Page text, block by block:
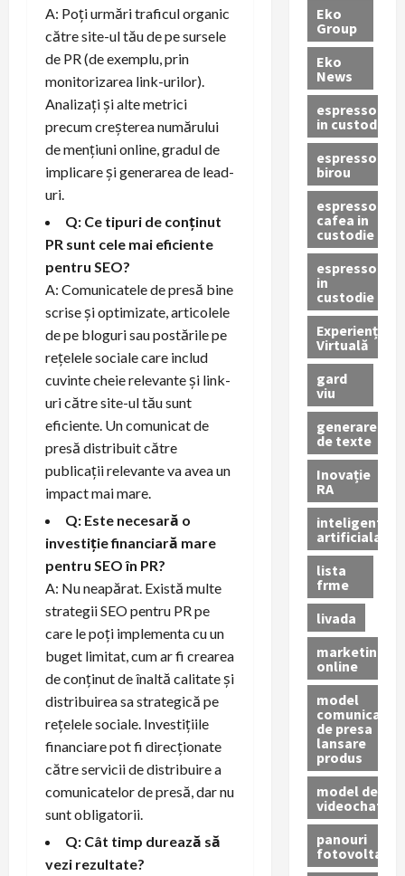
A: Poți urmări traficul organic
către site-ul tău de pe sursele
de PR (de exemplu, prin
monitorizarea link-urilor).
Analizați și alte metrici
precum creșterea numărului
de mențiuni online, gradul de
implicare și generarea de lead-
uri.
Q: Ce tipuri de conținut
PR sunt cele mai eficiente
pentru SEO?
A: Comunicatele de presă bine
scrise și optimizate, articolele
de pe bloguri sau postările pe
rețelele sociale care includ
cuvinte cheie relevante și link-
uri către site-ul tău sunt
eficiente. Un comunicat de
presă distribuit către
publicații relevante va avea un
impact mai mare.
Q: Este necesară o
investiție financiară mare
pentru SEO în PR?
A: Nu neapărat. Există multe
strategii SEO pentru PR pe
care le poți implementa cu un
buget limitat, cum ar fi crearea
de conținut de înaltă calitate și
distribuirea sa strategică pe
rețelele sociale. Investițiile
financiare pot fi direcționate
către servicii de distribuire a
comunicatelor de presă, dar nu
sunt obligatorii.
Q: Cât timp durează să
vezi rezultate?
Eko
Group
Eko
News
espressoare
in custodie
espressor
birou
espressor
cafea in
custodie
espressor
in
custodie
Experiență
Virtuală
gard
viu
generare
de texte
Inovație
RA
inteligenta
artificiala
lista
frme
livada
marketing
online
model
comunicat
de presa
lansare
produs
model de
videochat
panouri
fotovoltaice